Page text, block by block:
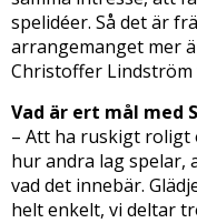
spelidéer. Så det är
arrangemanget mer
Christoffer Lindström
Vad är ert mål med
– Att ha ruskigt roligt
hur andra lag spelar,
vad det innebär.
helt enkelt, vi deltar